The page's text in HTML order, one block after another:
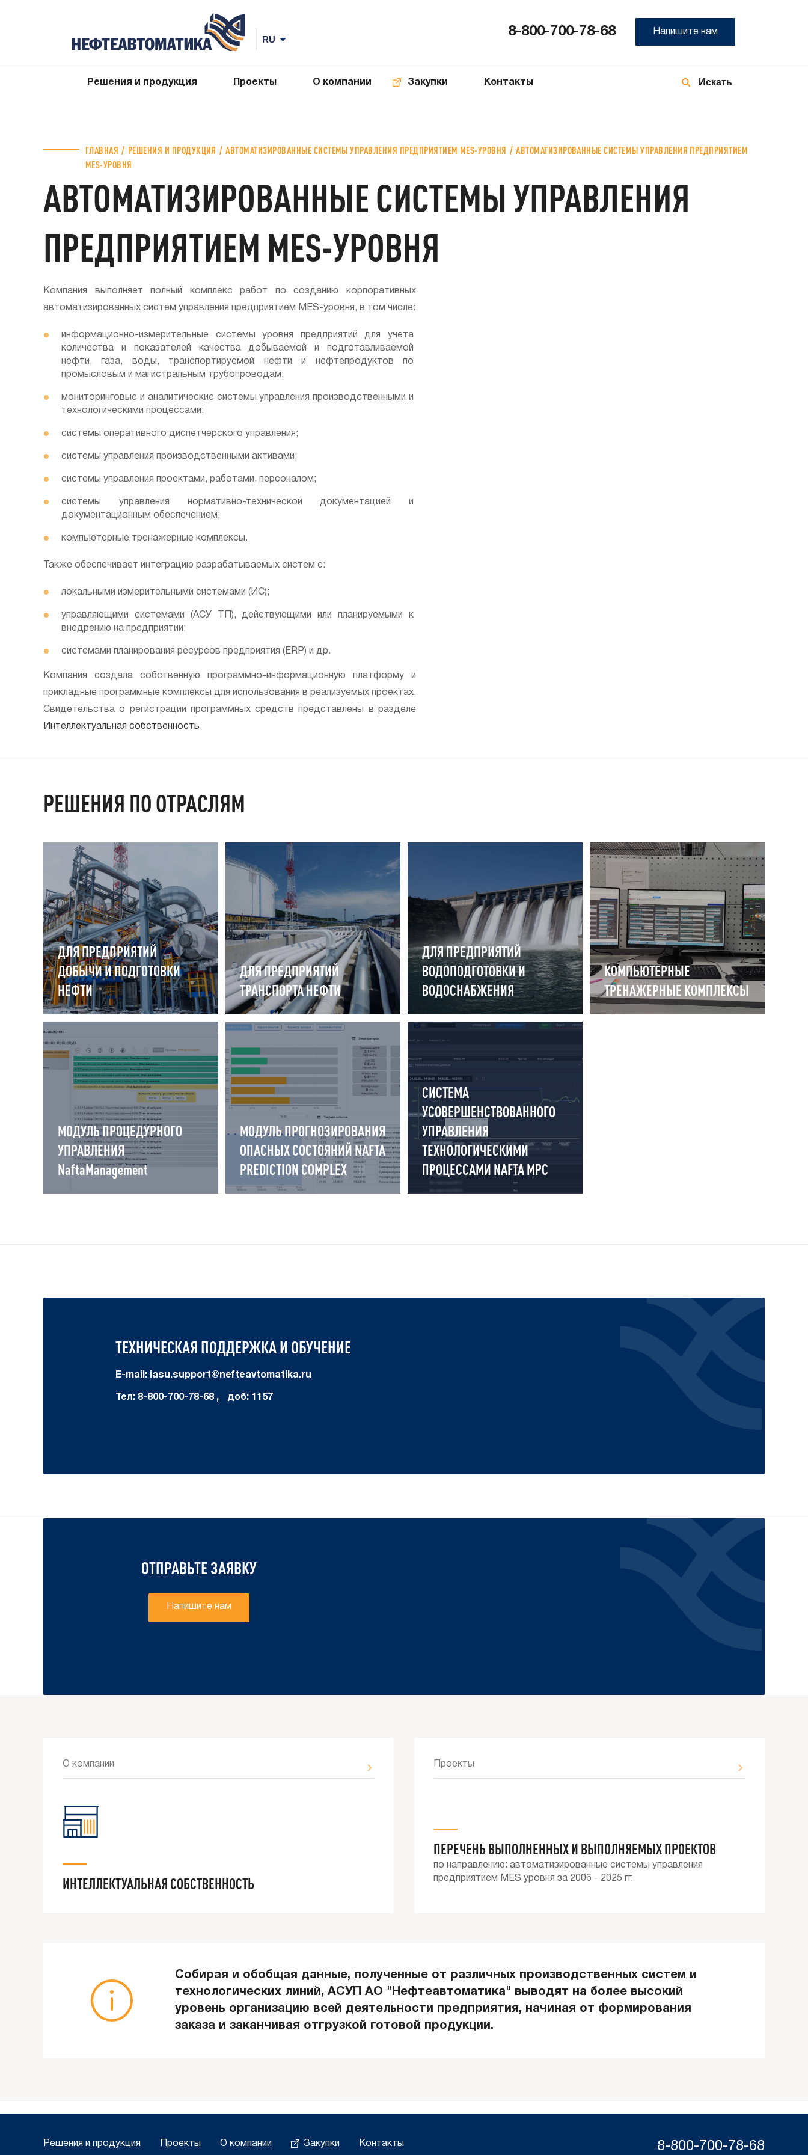
8-800-700-78-68 Напишите нам
Решения и продукция Проекты О компании Закупки Контакты
ГЛАВНАЯ РЕШЕНИЯ И ПРОДУКЦИЯ АВТОМАТИЗИРОВАННЫЕ СИСТЕМЫ УПРАВЛЕНИЯ ПРЕДПРИЯТИЕМ MES-УРОВНЯ
АВТОМАТИЗИРОВАННЫЕ СИСТЕМЫ УПРАВЛЕНИЯ ПРЕДПРИЯТИЕМ
MES-УРОВНЯ
АВТОМАТИЗИРОВАННЫЕ СИСТЕМЫ УПРАВЛЕНИЯ
ПРЕДПРИЯТИЕМ MES-УРОВНЯ
Компания выполняет полный комплекс работ по созданию корпоративных
автоматизированных систем управления предприятием MES-уровня, в том числе:
информационно-измерительные системы уровня предприятий для учета
количества и показателей качества добываемой и подготавливаемой
нефти, газа, воды, транспортируемой нефти и нефтепродуктов по
промысловым и магистральным трубопроводам;
мониторинговые и аналитические системы управления производственными и
технологическими процессами;
системы оперативного диспетчерского управления;
системы управления производственными активами;
системы управления проектами, работами, персоналом;
системы управления нормативно-технической документацией и
документационным обеспечением;
компьютерные тренажерные комплексы.
Также обеспечивает интеграцию разрабатываемых систем с:
локальными измерительными системами (ИС);
управляющими системами (АСУ ТП), действующими или планируемыми к
внедрению на предприятии;
системами планирования ресурсов предприятия (ERP) и др.
Компания создала собственную программно-информационную платформу и
прикладные программные комплексы для использования в реализуемых проектах.
Свидетельства о регистрации программных средств представлены в разделе
Интеллектуальная собственность.
РЕШЕНИЯ ПО ОТРАСЛЯМ
ДЛЯ ПРЕДПРИЯТИЙ
ДОБЫЧИ И ПОДГОТОВКИ
НЕФТИ
ДЛЯ ПРЕДПРИЯТИЙ
ТРАНСПОРТА НЕФТИ
ДЛЯ ПРЕДПРИЯТИЙ
ВОДОПОДГОТОВКИ И
ВОДОСНАБЖЕНИЯ
КОМПЬЮТЕРНЫЕ
ТРЕНАЖЕРНЫЕ КОМПЛЕКСЫ
МОДУЛЬ ПРОЦЕДУРНОГО
УПРАВЛЕНИЯ
NaftaManagement
МОДУЛЬ ПРОГНОЗИРОВАНИЯ
ОПАСНЫХ СОСТОЯНИЙ NAFTA
PREDICTION COMPLEX
СИСТЕМА
УСОВЕРШЕНСТВОВАННОГО
УПРАВЛЕНИЯ
ТЕХНОЛОГИЧЕСКИМИ
ПРОЦЕССАМИ NAFTA MPC
ТЕХНИЧЕСКАЯ ПОДДЕРЖКА И ОБУЧЕНИЕ
E-mail: iasu.support@nefteavtomatika.ru
Тел: 8-800-700-78-68 , доб: 1157
ОТПРАВЬТЕ ЗАЯВКУ
Напишите нам
О компании
ИНТЕЛЛЕКТУАЛЬНАЯ СОБСТВЕННОСТЬ
Проекты
ПЕРЕЧЕНЬ ВЫПОЛНЕННЫХ И ВЫПОЛНЯЕМЫХ ПРОЕКТОВ
по направлению: автоматизированные системы управления
предприятием MES уровня за 2006 - 2025 гг.
Собирая и обобщая данные, полученные от различных производственных систем и
технологических линий, АСУП АО "Нефтеавтоматика" выводят на более высокий
уровень организацию всей деятельности предприятия, начиная от формирования
заказа и заканчивая отгрузкой готовой продукции.
Решения и продукция Проекты О компании Закупки Контакты 8-800-700-78-68